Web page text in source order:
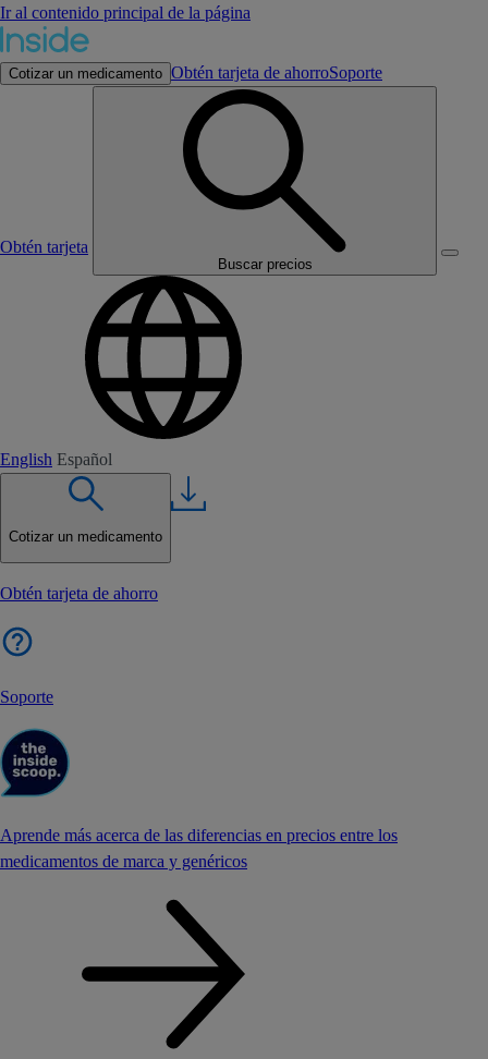
Ir al contenido principal de la página
Cotizar un medicamento Obtén tarjeta de ahorroSoporte
Obtén tarjeta
Buscar precios
English Español
Cotizar un medicamento
Obtén tarjeta de ahorro
Soporte
Aprende más acerca de las diferencias en precios entre los
medicamentos de marca y genéricos